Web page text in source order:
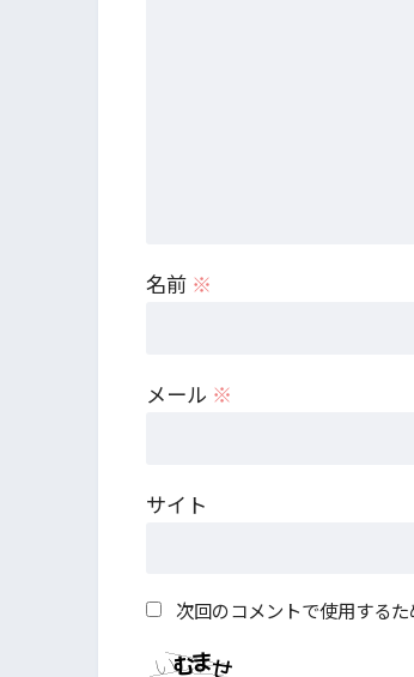
名前 ※
メール ※
サイト
次回のコメントで使用する